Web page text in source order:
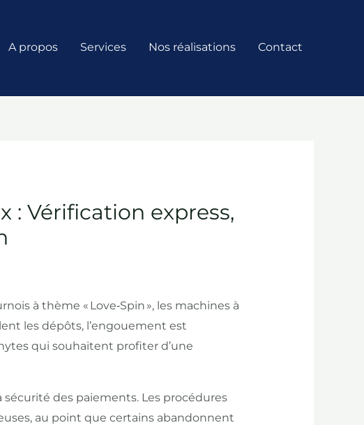
A propos Services Nos réalisations Contact
: Vérification express,
à thème « Love‑Spin », les machines à
les dépôts, l’engouement est
qui souhaitent profiter d’une
des paiements. Les procédures
au point que certains abandonnent